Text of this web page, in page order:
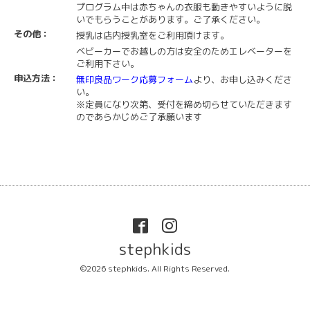
プログラム中は赤ちゃんの衣服も動きやすいように脱
いでもらうことがあります。ご了承ください。
その他：
授乳は店内授乳室をご利用頂けます。
ベビーカーでお越しの方は安全のためエレベーターを
ご利用下さい。
申込方法：
無印良品ワーク応募フォームより、お申し込みくださ
い。
※定員になり次第、受付を締め切らせていただきます
のであらかじめご了承願います
stephkids
©2026 stephkids. All Rights Reserved.